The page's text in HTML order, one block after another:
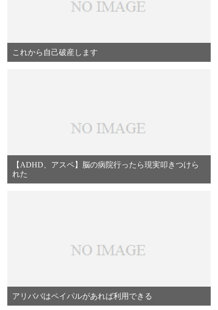
これから自己破産します
【ADHD、アスペ】脳の病院行ったら現実叩きつけら
れた
アリババはペイパルがあれば利用できる